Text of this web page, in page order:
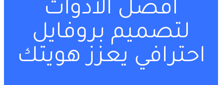
أفضل الأدوات
لتصميم بروفايل
احترافي يعزز هويتك